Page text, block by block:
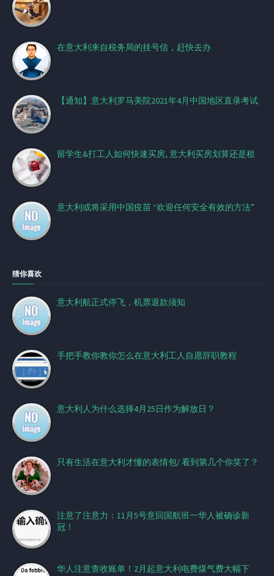
在意大利来自税务局的挂号信，赶快去办
【通知】意大利罗马美院2021年4月中国地区直录考试
留学生&打工人如何快速买房, 意大利买房划算还是租
意大利或将采用中国疫苗 “欢迎任何安全有效的方法” ​
猜你喜欢
意大利航正式停飞，机票退款须知
手把手教你教你怎么在意大利工人自愿辞职教程
意大利人为什么选择4月25日作为解放日？
只有生活在意大利才懂的表情包/ 看到第几个你笑了？
注意了注意力：11月5号意回国航班一华人被确诊新
冠！
华人注意查收账单！2月起意大利电费煤气费大幅下